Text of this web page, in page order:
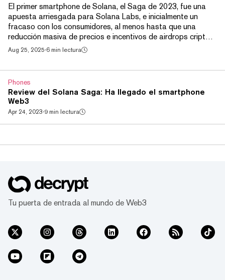
El primer smartphone de Solana, el Saga de 2023, fue una
apuesta arriesgada para Solana Labs, e inicialmente un
fracaso con los consumidores, al menos hasta que una
reducción masiva de precios e incentivos de airdrops cripto
generaron una demanda súbita que agotó las existencias
meses después del lanzamiento. Ahora, ha llegado el modelo
Saga en su lanzamiento, actualmente se...
Aug 25, 2025·6 min lectura
Phones
Review del Solana Saga: Ha llegado el smartphone
Web3
Apr 24, 2023·9 min lectura
Tu puerta de entrada al mundo de Web3